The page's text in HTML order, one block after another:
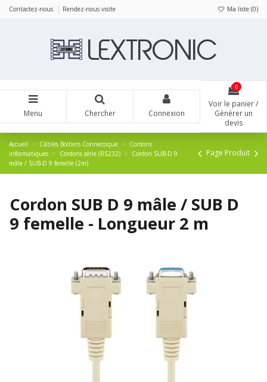
Contactez-nous Rendez-nous visite Ma liste (0)
Menu Chercher Connexion
0
Voir le panier /
Générer un
devis
Accueil Câbles Boitiers Connectique
Cordons
informatiques
Cordons série (RS232)
Cordon SUB-D 9
mâle / SUB-D 9 femelle (2m)
Page Produit
Cordon SUB D 9 mâle / SUB D
9 femelle - Longueur 2 m
Panneau de gestion des cookies